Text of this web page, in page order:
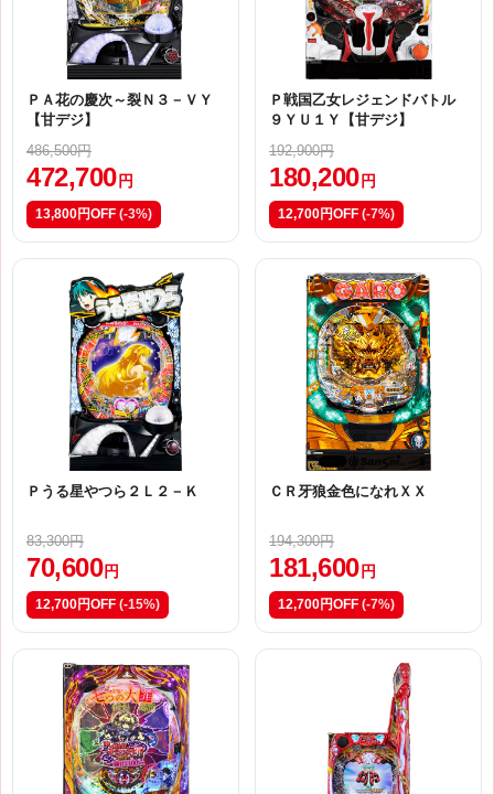
ＰＡ花の慶次～裂Ｎ３－ＶＹ
【甘デジ】
486,500円
472,700 円
13,800円OFF (-3%)
Ｐ戦国乙女レジェンドバトル
９ＹＵ１Ｙ【甘デジ】
192,900円
180,200 円
12,700円OFF (-7%)
Ｐうる星やつら２Ｌ２－Ｋ
83,300円
70,600 円
12,700円OFF (-15%)
ＣＲ牙狼金色になれＸＸ
194,300円
181,600 円
12,700円OFF (-7%)